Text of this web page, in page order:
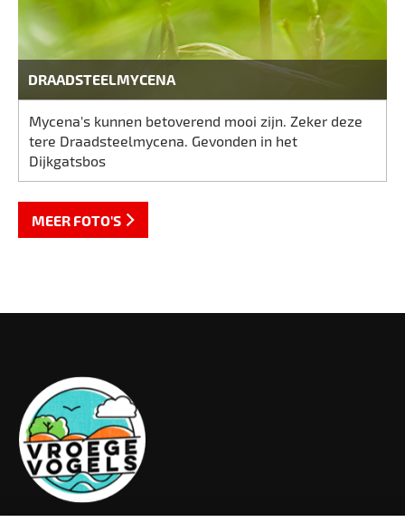
DRAADSTEELMYCENA
Mycena's kunnen betoverend mooi zijn. Zeker deze
tere Draadsteelmycena. Gevonden in het
Dijkgatsbos
MEER FOTO'S